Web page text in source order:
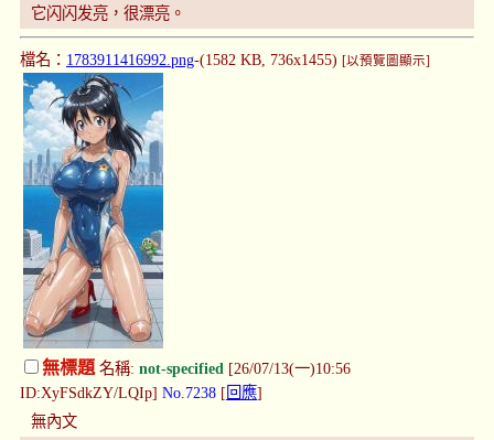
它闪闪发亮，很漂亮。
檔名： 1783911416992.png-(1582 KB, 736x1455) [以預覽圖顯示]
無標題名稱: not-specified [26/07/13(一)10:56
ID:XyFSdkZY/LQIp] No.7238 [回應]
無內文